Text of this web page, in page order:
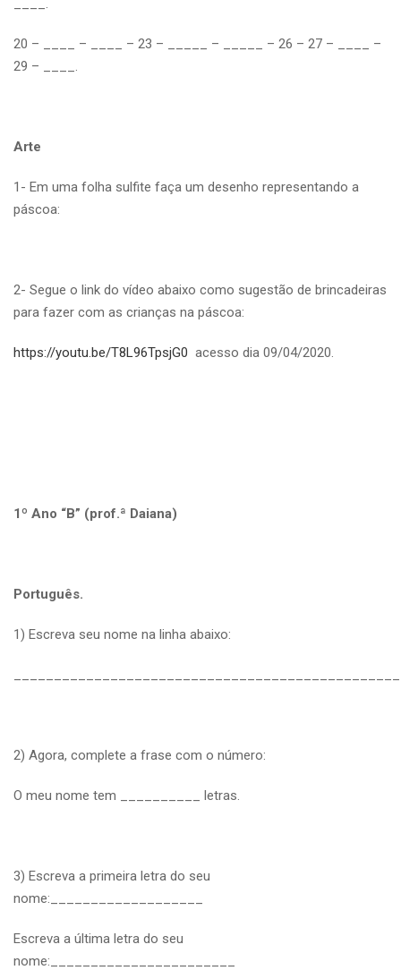
20 – ____ – ____ – 23 – _____ – _____ – 26 – 27 – ____ –
29 – ____.
Arte
1- Em uma folha sulfite faça um desenho representando a
páscoa:
2- Segue o link do vídeo abaixo como sugestão de brincadeiras
para fazer com as crianças na páscoa:
https://youtu.be/T8L96TpsjG0 acesso dia 09/04/2020.
1º Ano “B” (prof.ª Daiana)
Português.
1) Escreva seu nome na linha abaixo:
2) Agora, complete a frase com o número:
O meu nome tem __________ letras.
3) Escreva a primeira letra do seu
nome:___________________
Escreva a última letra do seu
nome:_______________________